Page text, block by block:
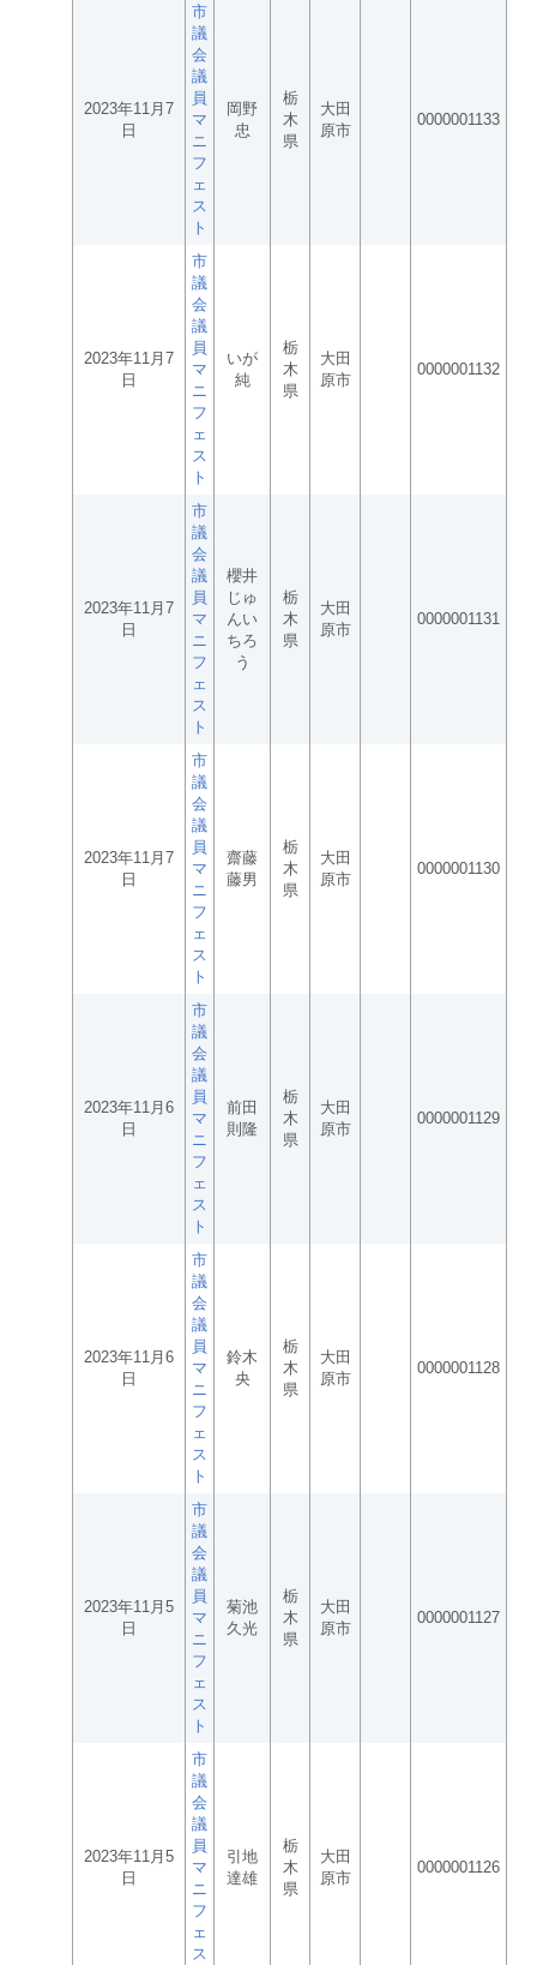
2023年11月7
日
市
議
会
議
員
マ
ニ
フ
ェ
ス
ト
岡野
忠
栃
木
県
大田
原市
0000001133
2023年11月7
日
市
議
会
議
員
マ
ニ
フ
ェ
ス
ト
いが
純
栃
木
県
大田
原市
0000001132
2023年11月7
日
市
議
会
議
員
マ
ニ
フ
ェ
ス
ト
櫻井
じゅ
んい
ちろ
う
栃
木
県
大田
原市
0000001131
2023年11月7
日
市
議
会
議
員
マ
ニ
フ
ェ
ス
ト
齋藤
藤男
栃
木
県
大田
原市
0000001130
2023年11月6
日
市
議
会
議
員
マ
ニ
フ
ェ
ス
ト
前田
則隆
栃
木
県
大田
原市
0000001129
2023年11月6
日
市
議
会
議
員
マ
ニ
フ
ェ
ス
ト
鈴木
央
栃
木
県
大田
原市
0000001128
2023年11月5
日
市
議
会
議
員
マ
ニ
フ
ェ
ス
ト
菊池
久光
栃
木
県
大田
原市
0000001127
2023年11月5
日
市
議
会
議
員
マ
ニ
フ
ェ
ス
引地
達雄
栃
木
県
大田
原市
0000001126